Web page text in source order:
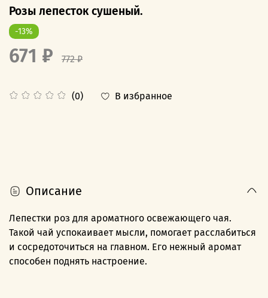
Розы лепесток сушеный.
(0) В избранное
-13%
671 ₽ 772 ₽
Описание
Лепестки роз для ароматного освежающего чая.
Такой чай успокаивает мысли, помогает расслабиться
и сосредоточиться на главном. Его нежный аромат
способен поднять настроение.